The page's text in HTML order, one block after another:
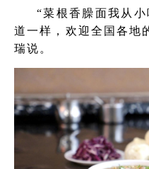
“菜根香臊面我从
道一样，欢迎全国各地
瑞说。